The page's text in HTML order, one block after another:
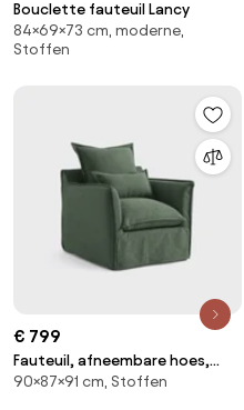
Bouclette fauteuil Lancy
84×69×73 cm, moderne,
Stoffen
€ 799
Fauteuil, afneembare hoes,
polyester, Odna
90×87×91 cm, Stoffen